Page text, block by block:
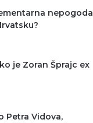
nepogoda
je Zoran Šprajc ex
Petra Vidova,